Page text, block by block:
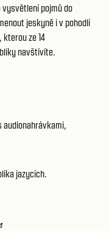
vysvětlení pojmů do
jeskyně i v pohodlí
ze 14
navštívíte.
audionahrávkami,
jazycích.